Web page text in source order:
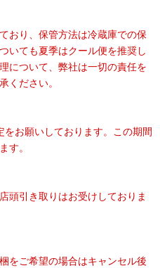
おり、保管方法は冷蔵庫での保
いても夏季はクール便を推奨し
について、弊社は一切の責任を
ください。
お願いしております。この期間
す。
頭引き取りはお受けしておりま
をご希望の場合はキャンセル後